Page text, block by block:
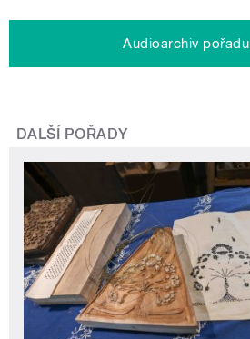
Audioarchiv pořadu
DALŠÍ POŘADY